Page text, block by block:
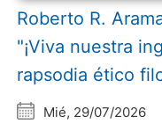
Roberto R.
"¡Viva nuestra
rapsodia ético
Mié, 29/07/2026